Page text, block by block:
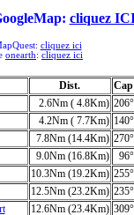
cliquez
cliquez ici
onearth: cliquez ici
Dist.
Cap
2.6Nm ( 4.8Km) 206°
4.2Nm ( 7.7Km) 140°
7.8Nm (14.4Km) 270°
9.0Nm (16.8Km)
96°
10.3Nm (19.2Km) 255°
12.5Nm (23.2Km) 235°
12.6Nm (23.4Km) 309°